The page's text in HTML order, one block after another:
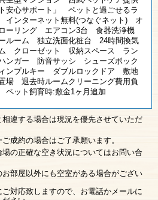
ト安心サポート」 ペットと過ごせるラ
インターネット無料(つなぐネット) オ
ーリング エアコン3台 食器洗浄機
ルーム 独立洗面化粧台 24時間換気
クローゼット 収納スペース ラン
ンガー 防音サッシ シューズボック
ンプルキー ダブルロックドア 敷地
場 退去時ルームクリーニング費用負
ット飼育時:敷金1ヶ月追加
違する場合は現況を優先させていただ
成約の場合はご了承願います。
の正確な空き状況についてはお問い合
部屋以外にも空室がある場合がござい
対応致しますので、お電話かメールに